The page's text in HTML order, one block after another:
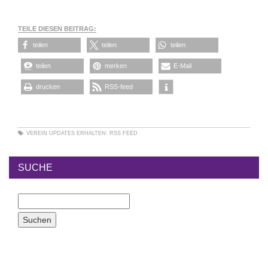
TEILE DIESEN BEITRAG:
teilen teilen teilen
teilen merken E-Mail
drucken RSS-feed
VEREIN UPDATES ERHALTEN: RSS FEED
SUCHE